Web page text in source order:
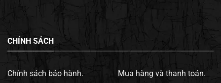
CHÍNH SÁCH
Chính sách bảo hành. Mua hàng và thanh toán.